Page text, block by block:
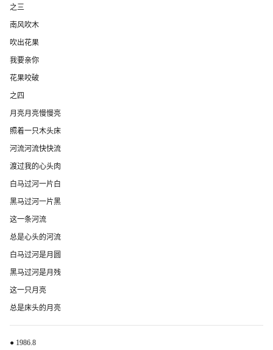
之三
南风吹木
吹出花果
我要亲你
花果咬破
之四
月亮月亮慢慢亮
照着一只木头床
河流河流快快流
渡过我的心头肉
白马过河一片白
黑马过河一片黑
这一条河流
总是心头的河流
白马过河是月圆
黑马过河是月残
这一只月亮
总是床头的月亮
● 1986.8